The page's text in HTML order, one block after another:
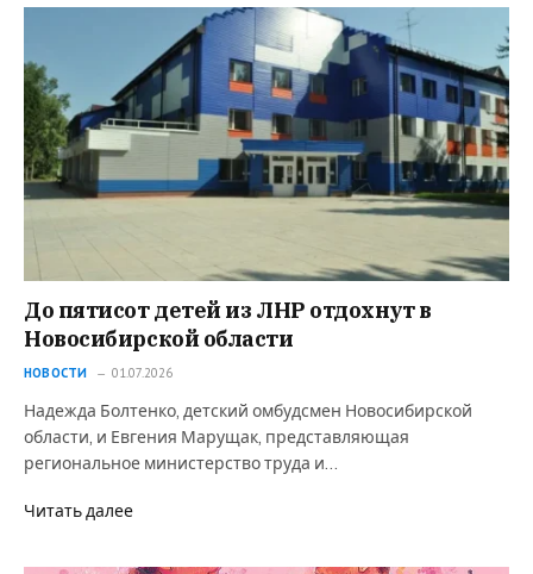
До пятисот детей из ЛНР отдохнут в
Новосибирской области
НОВОСТИ 01.07.2026
Надежда Болтенко, детский омбудсмен Новосибирской
области, и Евгения Марущак, представляющая
региональное министерство труда и…
Читать далее